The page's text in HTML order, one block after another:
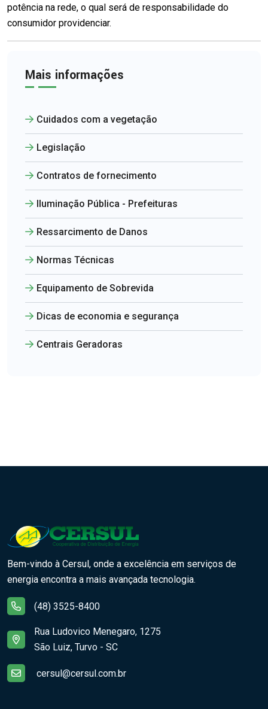
potência na rede, o qual será de responsabilidade do
consumidor providenciar.
Mais informações
Cuidados com a vegetação
Legislação
Contratos de fornecimento
Iluminação Pública - Prefeituras
Ressarcimento de Danos
Normas Técnicas
Equipamento de Sobrevida
Dicas de economia e segurança
Centrais Geradoras
Bem-vindo à Cersul, onde a excelência em serviços de
energia encontra a mais avançada tecnologia.
(48) 3525-8400
Rua Ludovico Menegaro, 1275
São Luiz, Turvo - SC
cersul@cersul.com.br